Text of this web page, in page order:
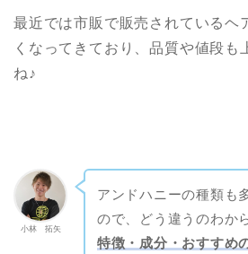
最近では市販で販売されているヘ
くなってきており、品質や値段も
ね♪
小林 拓矢
アンドハニーの種類も
ので、どう違うのわか
特徴・成分・おすすめ